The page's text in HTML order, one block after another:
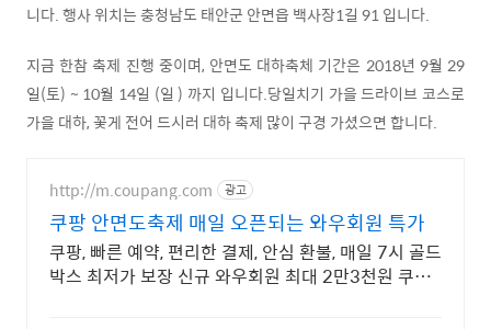
니다. 행사 위치는 충청남도 태안군 안면읍 백사장1길 91 입니다.
지금 한참 축제 진행 중이며, 안면도 대하축체 기간은 2018년 9월 29
일(토) ~ 10월 14일 (일 ) 까지 입니다.당일치기 가을 드라이브 코스로
가을 대하, 꽃게 전어 드시러 대하 축제 많이 구경 가셨으면 합니다.
http://m.coupang.com 광고
쿠팡 안면도축제 매일 오픈되는 와우회원 특가
쿠팡, 빠른 예약, 편리한 결제, 안심 환불, 매일 7시 골드
박스 최저가 보장 신규 와우회원 최대 2만3천원 쿠폰